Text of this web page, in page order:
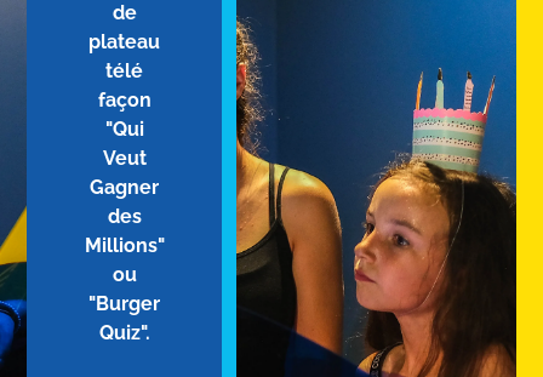
de
plateau
télé
façon
"Qui
Veut
Gagner
des
Millions"
ou
"Burger
Quiz".